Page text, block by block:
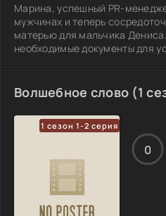
Марина, успешный PR-
мужчинах и теперь
матерью для мальчика
необходимые документы для
службе, которая утверждает,
Вспомнив о Серёже,
недавно проводила
предложить ему фиктивный
Волшебное слово (1
1 сезон 1-2 серия
0